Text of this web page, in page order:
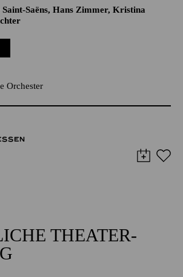
Saëns, Hans Zimmer, Kristina
Orchester
THEATER­